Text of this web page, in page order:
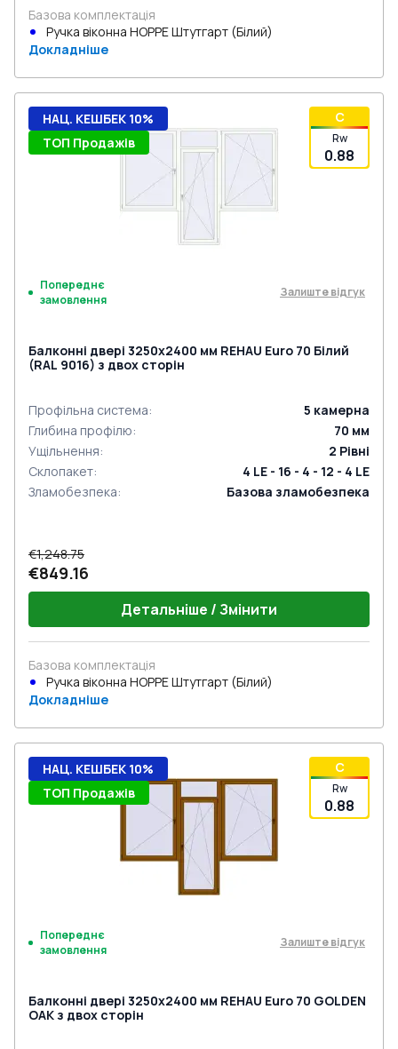
Базова комплектація
Ручка віконна HOPPE Штутгарт (Білий)
Докладніше
C
Rw
0.88
НАЦ. КЕШБЕК 10%
ТОП Продажів
Попереднє
замовлення
Залиште відгук
Балконні двері 3250x2400 мм REHAU Euro 70 Білий
(RAL 9016) з двох сторін
Профільна система: 5 камерна
Глибина профілю: 70 мм
Ущільнення: 2 Рівні
Склопакет:
4 LE - 16 - 4 - 12 - 4 LE
Зламобезпека: Базова зламобезпека
€1,248.75
€849.16
Детальніше / Змінити
Базова комплектація
Ручка віконна HOPPE Штутгарт (Білий)
Докладніше
C
Rw
0.88
НАЦ. КЕШБЕК 10%
ТОП Продажів
Попереднє
замовлення
Залиште відгук
Балконні двері 3250x2400 мм REHAU Euro 70 GOLDEN
OAK з двох сторін